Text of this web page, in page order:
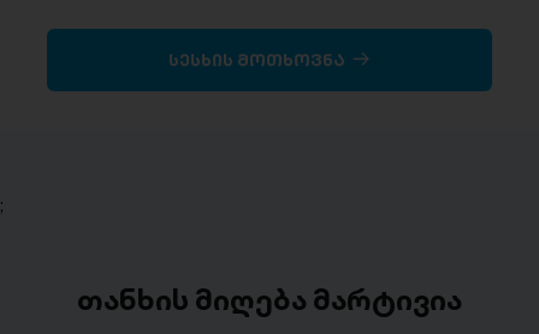
სესხის მოთხოვნა
;
თანხის მიღება მარტივია